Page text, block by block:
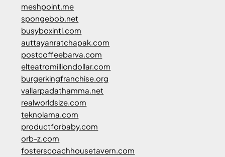
meshpoint.me
spongebob.net
busyboxintl.com
auttayanratchapak.com
postcoffeebarva.com
elteatromilliondollar.com
burgerkingfranchise.org
vallarpadathamma.net
realworldsize.com
teknolama.com
productforbaby.com
orb-z.com
fosterscoachhousetavern.com